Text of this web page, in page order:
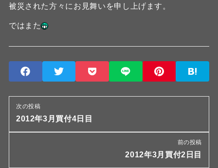
被災された方々にお見舞いを申し上げます。
ではまた
次の投稿
2012年3月買付4日目
前の投稿
2012年3月買付2日目